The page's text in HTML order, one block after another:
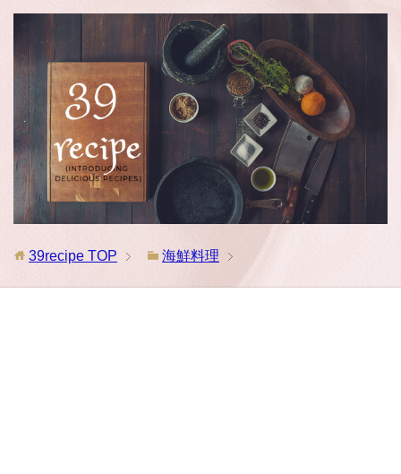
39recipe TOP 海鮮料理